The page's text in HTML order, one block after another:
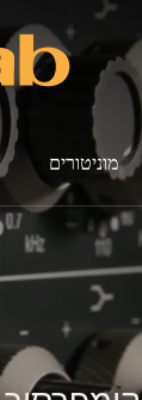
מוניטורים